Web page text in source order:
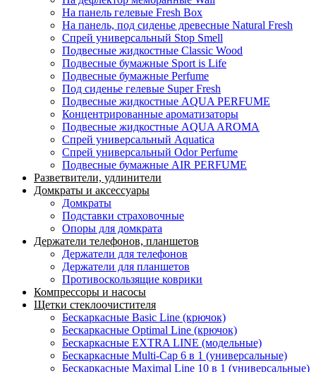
На панель гелевые Fresh Box
На панель, под сиденье древесные Natural Fresh
Спрей универсальный Stop Smell
Подвесные жидкостные Classic Wood
Подвесные бумажные Sport is Life
Подвесные бумажные Perfume
Под сиденье гелевые Super Fresh
Подвесные жидкостные AQUA PERFUME
Концентрированные ароматизаторы
Подвесные жидкостные AQUA AROMA
Спрей универсальный Aquatica
Спрей универсальный Odor Perfume
Подвесные бумажные AIR PERFUME
Разветвители, удлинители
Домкраты и аксессуары
Домкраты
Подставки страховочные
Опоры для домкрата
Держатели телефонов, планшетов
Держатели для телефонов
Держатели для планшетов
Противоскользящие коврики
Компрессоры и насосы
Щетки стеклоочистителя
Бескаркасные Basic Line (крючок)
Бескаркасные Optimal Line (крючок)
Бескаркасные EXTRA LINE (модельные)
Бескаркасные Multi-Cap 6 в 1 (универсальные)
Бескаркасные Maximal Line 10 в 1 (универсальные)